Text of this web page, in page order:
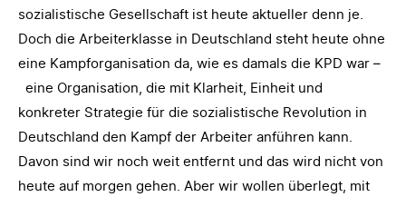
sozialistische Gesellschaft ist heute aktueller denn je.
Doch die Arbeiterklasse in Deutschland steht heute ohne
eine Kampforganisation da, wie es damals die KPD war –
eine Organisation, die mit Klarheit, Einheit und
konkreter Strategie für die sozialistische Revolution in
Deutschland den Kampf der Arbeiter anführen kann.
Davon sind wir noch weit entfernt und das wird nicht von
heute auf morgen gehen. Aber wir wollen überlegt, mit